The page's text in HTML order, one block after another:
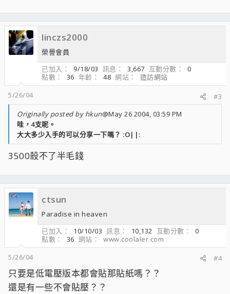
linczs2000
榮譽會員
已加入
9/18/03 訊息 3,667 互動分數
0
點數
36 年齡 48 網站
造訪網站
5/26/04
#3
Originally posted by hkun@May 26 2004, 03:59 PM
哇，4支呢。
大大多少入手的可以分享一下嗎？ :O||:
3500殺不了半毛錢
ctsun
Paradise in heaven
已加入
10/10/03 訊息 10,132 互動分數
0
點數
36 網站
www.coolaler.com
5/26/04
#4
只要是低電壓版本都會貼那貼紙嗎？？
還是有一些不會貼壓？？